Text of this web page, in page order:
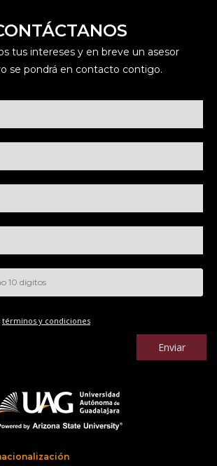
tus intereses y en breve un asesor
se pondrá en contacto contigo.
términos y condiciones
Enviar